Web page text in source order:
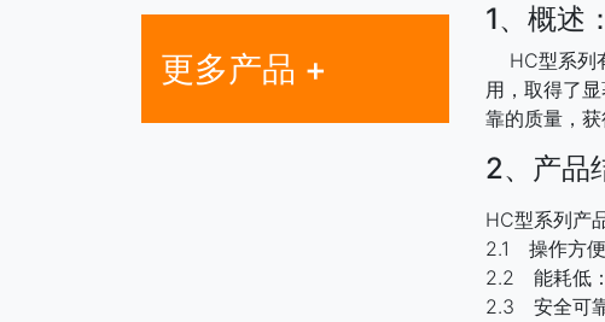
更多产品 +
1、概述：
HC型系列
用，取得了
靠的质量，
2、产品
HC型系列产
2.1 操作方便
2.2 能耗低：
2.3 安全可靠